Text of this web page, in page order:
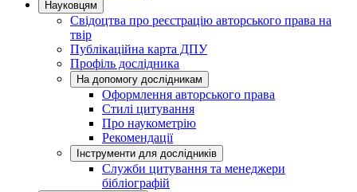
Науковцям
Свідоцтва про реєстрацію авторського права на
твір
Публікаційна карта ДПУ
Профіль дослідника
На допомогу дослідникам
Оформлення авторського права
Стилі цитування
Про наукометрію
Рекомендації
Інструменти для дослідників
Служби цитування та менеджери
бібліографій